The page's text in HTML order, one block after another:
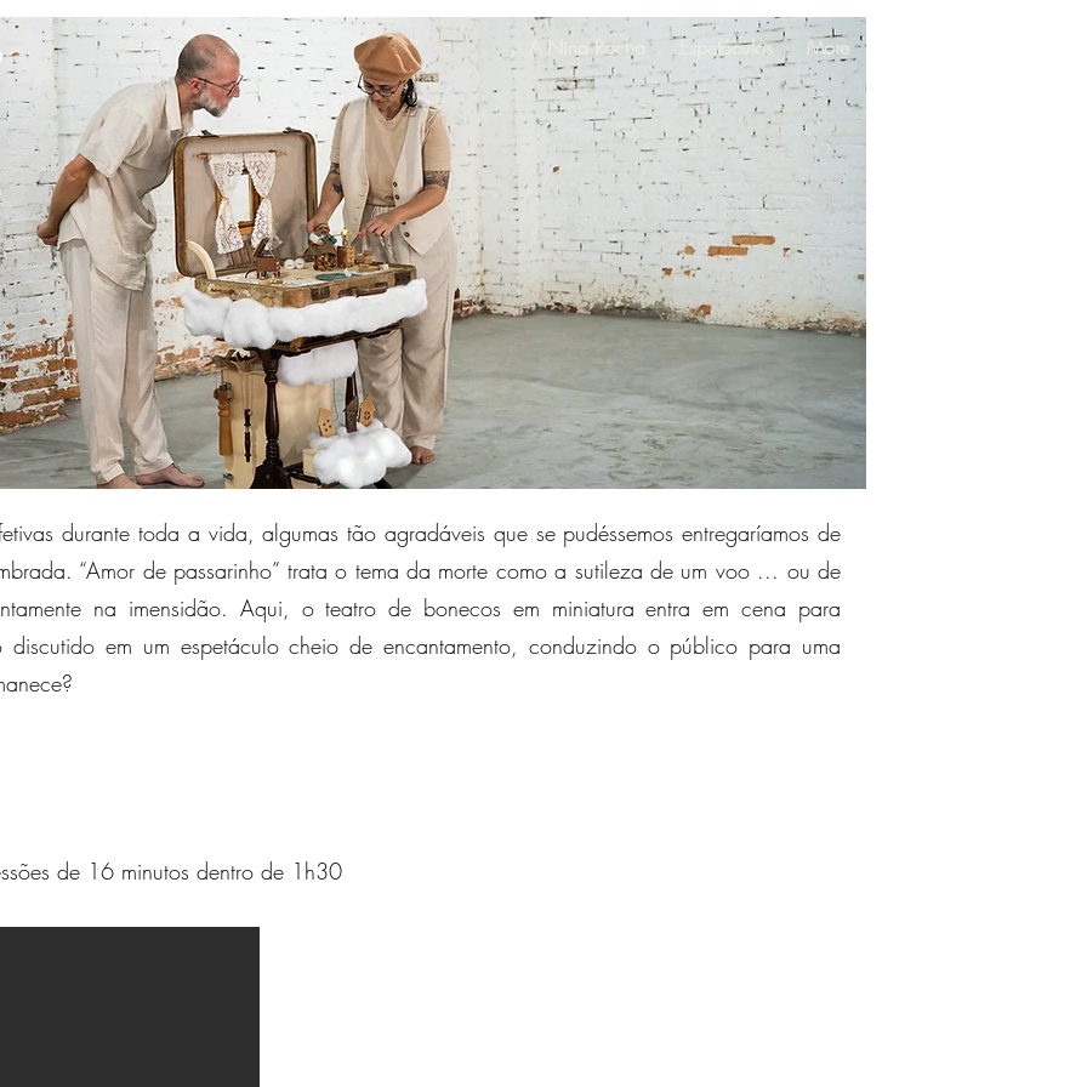
A Nina Rocha Espetáculos More
durante toda a vida, algumas tão agradáveis que se pudéssemos entregaríamos de
“Amor de passarinho” trata o tema da morte como a sutileza de um voo ... ou de
na imensidão. Aqui, o teatro de bonecos em miniatura entra em cena para
discutido em um espetáculo cheio de encantamento, conduzindo o público para uma
de 16 minutos dentro de 1h30